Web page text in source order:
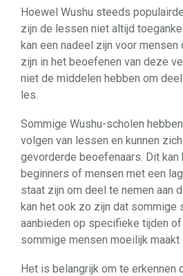
Hoewel Wushu steeds
zijn de lessen niet altijd
kan een nadeel zijn voor
zijn in het beoefenen van deze
niet de middelen hebben om
les.
Sommige Wushu-scholen
volgen van lessen en kunnen
gevorderde beoefenaars. Dit kan
beginners of mensen met een
staat zijn om deel te nemen aan
kan het ook zo zijn dat sommige
aanbieden op specifieke tijden
sommige mensen moeilijk maakt
Het is belangrijk om te erkennen